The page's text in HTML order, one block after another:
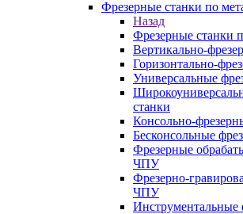
Фрезерные станки по
Назад
Фрезерные станки
Вертикально-
Горизонтально-
Универсальные
станки
Консольно-
Бесконсольные
Фрезерные
ЧПУ
Фрезерно-
ЧПУ
Инструментальные